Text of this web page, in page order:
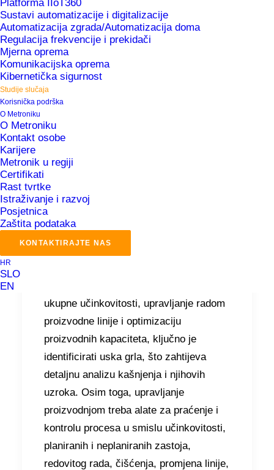
Platforma IIoT360
Sustavi automatizacije i digitalizacije
Automatizacija zgrada/Automatizacija doma
Regulacija frekvencije i prekidači
Mjerna oprema
Komunikacijska oprema
Kibernetička sigurnost
Studije slučaja
Korisnička podrška
O Metroniku
O Metroniku
Kontakt osobe
Karijere
Metronik u regiji
Certifikati
Rast tvrtke
Istraživanje i razvoj
Posjetnica
Zaštita podataka
KONTAKTIRAJTE NAS
HR
SLO
EN
industrija
Izazovi
Pivovarna Laško Union suočava se s
nekoliko izazova povezanih s
proizvodnjom, kao što su smanjenje
ukupne učinkovitosti, upravljanje radom
proizvodne linije i optimizaciju
proizvodnih kapaciteta, ključno je
identificirati uska grla, što zahtijeva
detaljnu analizu kašnjenja i njihovih
uzroka. Osim toga, upravljanje
proizvodnjom treba alate za praćenje i
kontrolu procesa u smislu učinkovitosti,
planiranih i neplaniranih zastoja,
redovitog rada, čišćenja, promjena linije,